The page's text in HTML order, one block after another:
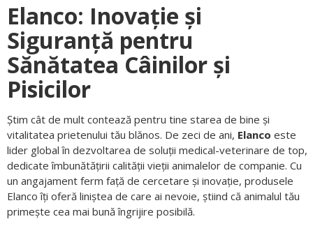
Elanco: Inovație și
Siguranță pentru
Sănătatea Câinilor și
Pisicilor
Știm cât de mult contează pentru tine starea de bine și
vitalitatea prietenului tău blănos. De zeci de ani, Elanco este
lider global în dezvoltarea de soluții medical-veterinare de top,
dedicate îmbunătățirii calității vieții animalelor de companie. Cu
un angajament ferm față de cercetare și inovație, produsele
Elanco îți oferă liniștea de care ai nevoie, știind că animalul tău
primește cea mai bună îngrijire posibilă.